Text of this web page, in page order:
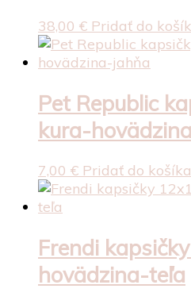
38,00 € Pridať do
Pet Republic
kura-
7,00 € Pridať do košíka
Frendi
hovädzina-teľa